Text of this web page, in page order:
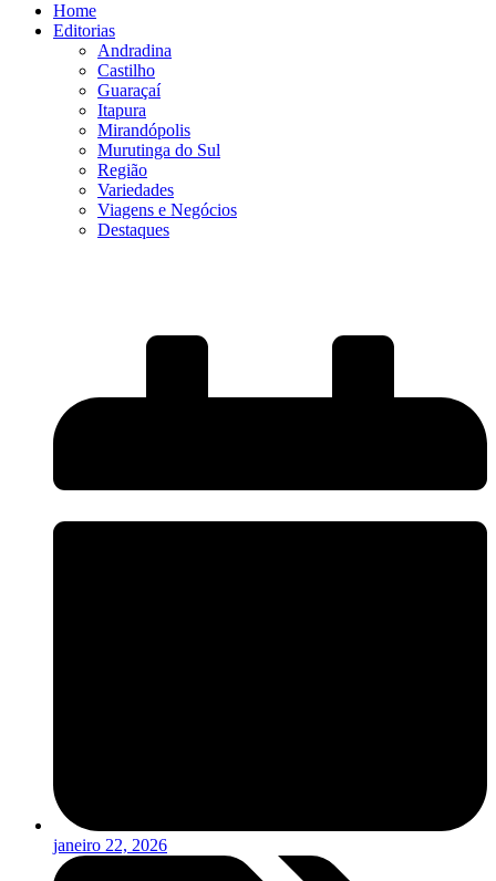
Home
Editorias
Andradina
Castilho
Guaraçaí
Itapura
Mirandópolis
Murutinga do Sul
Região
Variedades
Viagens e Negócios
Destaques
janeiro 22, 2026